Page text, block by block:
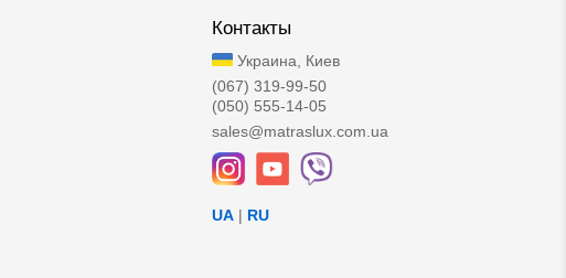
Контакты
Украина, Киев
(067) 319-99-50
(050) 555-14-05
sales@matraslux.com.ua
UA | RU